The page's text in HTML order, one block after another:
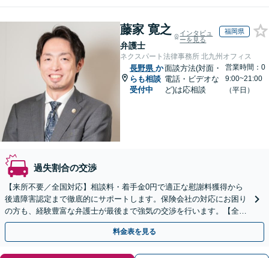
藤家 寛之
弁護士
インタビュ
ーを見る
福岡県
ネクスパート法律事務所 北九州オフィス
長野県 か
らも相談
受付中
面談方法(対面・
電話・ビデオな
ど)は応相談
営業時間：0
9:00~21:00
（平日）
過失割合の交渉
【来所不要／全国対応】相談料・着手金0円で適正な慰謝料獲得から
後遺障害認定まで徹底的にサポートします。保険会社の対応にお困り
の方も、経験豊富な弁護士が最後まで強気の交渉を行います。【全国
13拠点】お気軽にご相談ください。
料金表を見る